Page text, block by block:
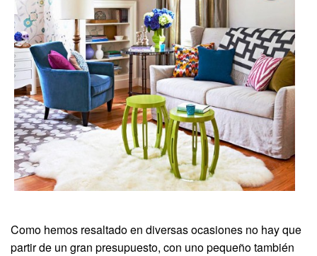
Como hemos resaltado en diversas ocasiones no hay que
partir de un gran presupuesto, con uno pequeño también